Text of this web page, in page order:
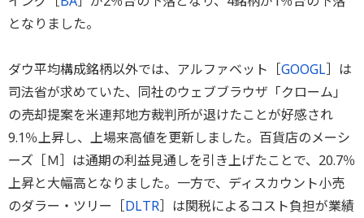
となりました。
ダウ平均構成銘柄以外では、アルファベット［GOOGL］は
司法省が求めていた、同社のウェブブラウザ「クローム」
の売却提案を米連邦地方裁判所が退けたことが好感され
9.1％上昇し、上場来高値を更新しました。百貨店のメーシ
ーズ［Ｍ］は通期の利益見通しを引き上げたことで、20.7％
上昇と大幅高となりました。一方で、ディスカウント小売
のダラー・ツリー［DLTR］は関税によるコスト負担が業績